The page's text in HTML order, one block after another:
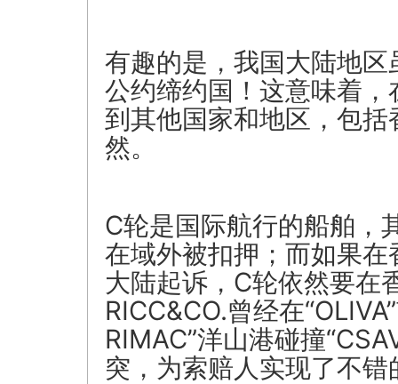
有趣的是，我国大陆地
公约缔约国！这意味着
到其他国家和地区，包
然。
C轮是国际航行的船舶，
在域外被扣押；而如果
大陆起诉，C轮依然要在
RICC&CO.曾经在
RIMAC”洋山港碰撞
突，为索赔人实现了不错